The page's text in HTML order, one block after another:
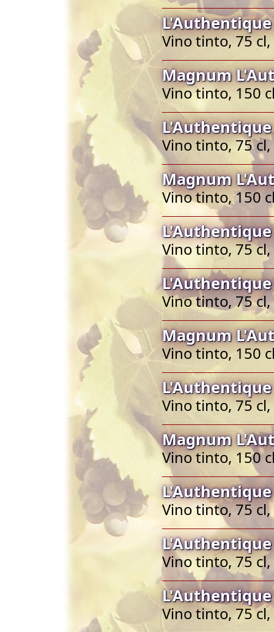
L'Authentique
Vino tinto, 75 cl,
Magnum
Vino tinto, 150
L'Authentique
Vino tinto, 75 cl,
Magnum
Vino tinto, 150
L'Authentique
Vino tinto, 75 cl,
L'Authentique
Vino tinto, 75 cl,
Magnum
Vino tinto, 150
L'Authentique
Vino tinto, 75 cl,
Magnum
Vino tinto, 150
L'Authentique
Vino tinto, 75 cl,
L'Authentique
Vino tinto, 75 cl,
L'Authentique
Vino tinto, 75 cl,